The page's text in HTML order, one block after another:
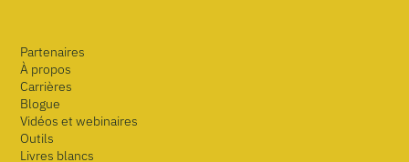
Partenaires
À propos
Carrières
Blogue
Vidéos et webinaires
Outils
Livres blancs